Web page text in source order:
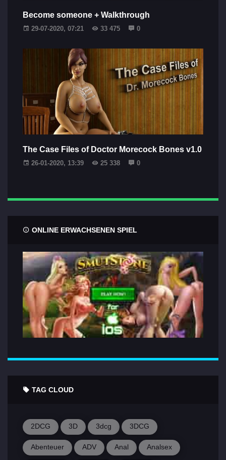
Become someone + Walkthrough
29-07-2020, 07:21 33 475 0
The Case Files of Doctor Morecock Bones v1.0
26-01-2020, 13:39 25 338 0
ONLINE ERWACHSENEN SPIEL
TAG CLOUD
2DCG 3D 3dcg 3DCG
Abenteuer ADV Anal Analsex